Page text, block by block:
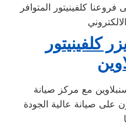
كلفينيتور المتوافر
كلفينيتور
مع مركز صيانة
على صيانة عالية الجودة